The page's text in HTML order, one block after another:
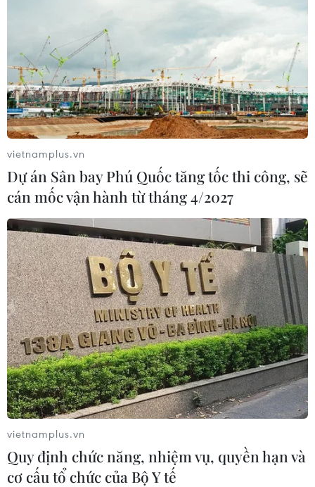
vietnamplus.vn
Dự án Sân bay Phú Quốc tăng tốc thi công, sẽ
cán mốc vận hành từ tháng 4/2027
vietnamplus.vn
Quy định chức năng, nhiệm vụ, quyền hạn và
cơ cấu tổ chức của Bộ Y tế